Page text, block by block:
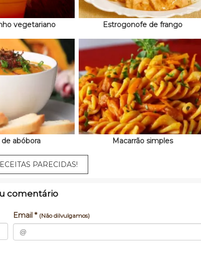
vegetariano Estrogonofe de frango
de abóbora Macarrão simples
PARECIDAS!
comentário
Email * (Não dilvulgamos)